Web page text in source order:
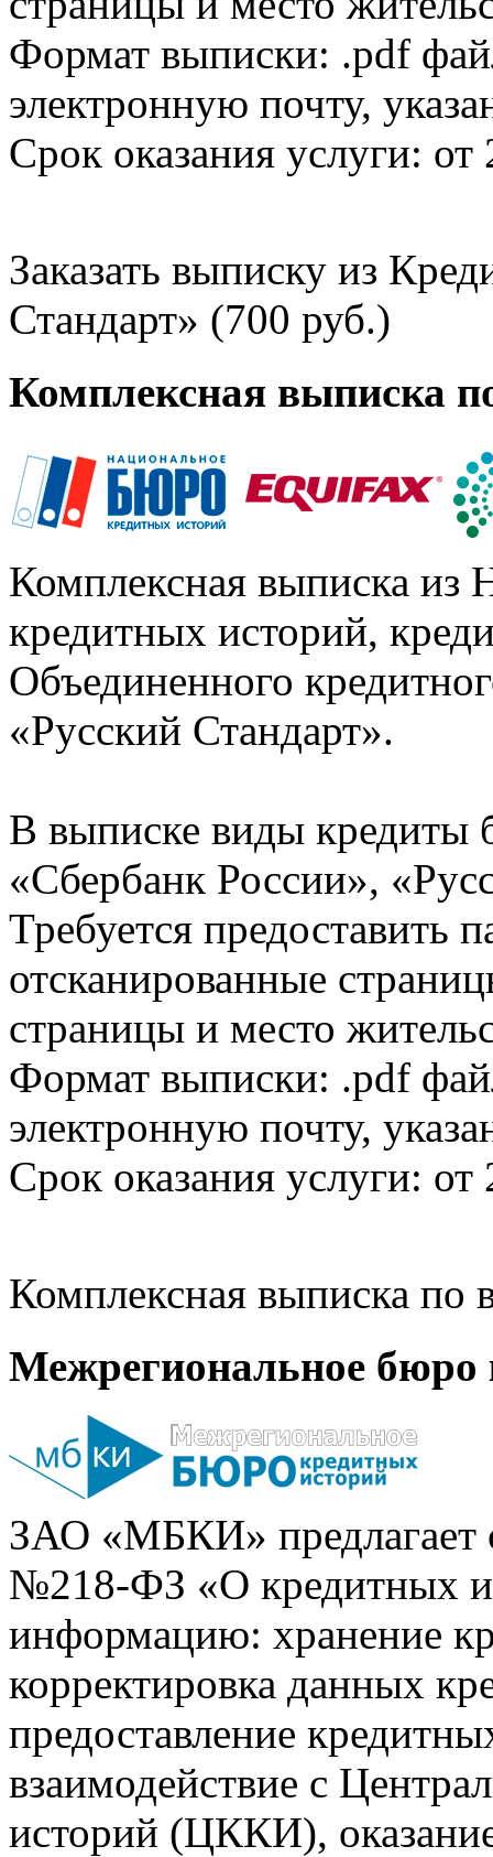
Формат выписки: .pdf
электронную почту,
Срок оказания услуги: от
Заказать выписку из
Стандарт» (700 руб.)
Комплексная выписка
Комплексная выписка из
кредитных историй,
Объединенного
«Русский Стандарт».
В выписке виды кредиты
«Сбербанк России»,
Требуется предоставить
отсканированные
страницы и место
Формат выписки: .pdf
электронную почту,
Срок оказания услуги: от
Комплексная выписка
Межрегиональное бюро
ЗАО «МБКИ» предлагает
№218-ФЗ «О кредитных
информацию: хранение
корректировка данных
предоставление
взаимодействие с
историй (ЦККИ),